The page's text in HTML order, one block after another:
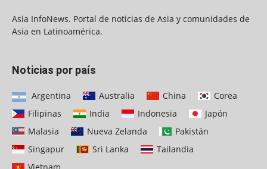
Asia InfoNews. Portal de noticias de Asia y comunidades de
Asia en Latinoamérica.
Noticias por país
Argentina Australia China
Corea
Filipinas
India Indonesia
Japón
Malasia
Nueva Zelanda
Pakistán
Singapur
Sri Lanka
Tailandia